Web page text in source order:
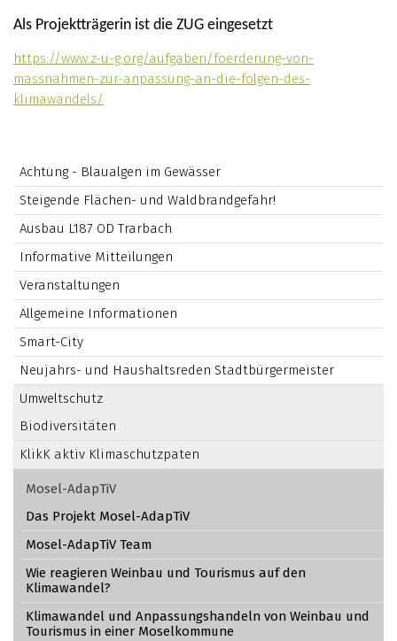
Als Projektträgerin ist die ZUG eingesetzt
https://www.z-u-g.org/aufgaben/foerderung-von-
massnahmen-zur-anpassung-an-die-folgen-des-
klimawandels/
Achtung - Blaualgen im Gewässer
Steigende Flächen- und Waldbrandgefahr!
Ausbau L187 OD Trarbach
Informative Mitteilungen
Veranstaltungen
Allgemeine Informationen
Smart-City
Neujahrs- und Haushaltsreden Stadtbürgermeister
Umweltschutz
Biodiversitäten
KlikK aktiv Klimaschutzpaten
Mosel-AdapTiV
Das Projekt Mosel-AdapTiV
Mosel-AdapTiV Team
Wie reagieren Weinbau und Tourismus auf den
Klimawandel?
Klimawandel und Anpassungshandeln von Weinbau und
Tourismus in einer Moselkommune